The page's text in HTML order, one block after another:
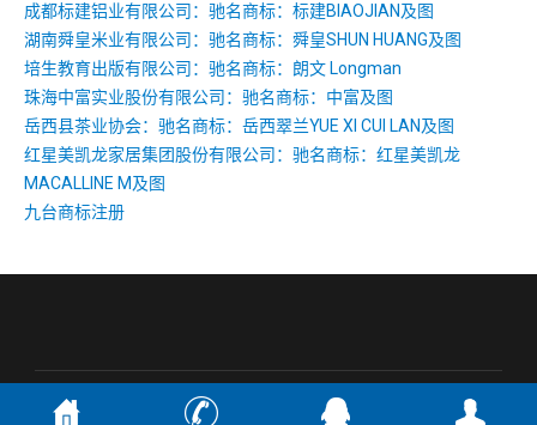
成都标建铝业有限公司：驰名商标：标建BIAOJIAN及图
湖南舜皇米业有限公司：驰名商标：舜皇SHUN HUANG及图
培生教育出版有限公司：驰名商标：朗文 Longman
珠海中富实业股份有限公司：驰名商标：中富及图
岳西县茶业协会：驰名商标：岳西翠兰YUE XI CUI LAN及图
红星美凯龙家居集团股份有限公司：驰名商标：红星美凯龙
MACALLINE M及图
九台商标注册